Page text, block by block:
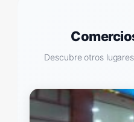
Descubre otros